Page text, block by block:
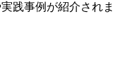
践事例が紹介されま